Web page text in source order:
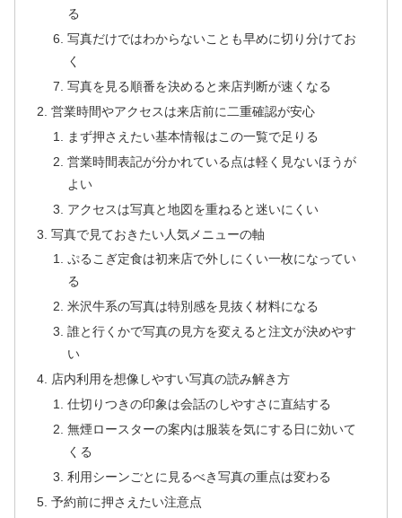
る
写真だけではわからないことも早めに切り分けてお
く
写真を見る順番を決めると来店判断が速くなる
営業時間やアクセスは来店前に二重確認が安心
まず押さえたい基本情報はこの一覧で足りる
営業時間表記が分かれている点は軽く見ないほうが
よい
アクセスは写真と地図を重ねると迷いにくい
写真で見ておきたい人気メニューの軸
ぷるこぎ定食は初来店で外しにくい一枚になってい
る
米沢牛系の写真は特別感を見抜く材料になる
誰と行くかで写真の見方を変えると注文が決めやす
い
店内利用を想像しやすい写真の読み解き方
仕切りつきの印象は会話のしやすさに直結する
無煙ロースターの案内は服装を気にする日に効いて
くる
利用シーンごとに見るべき写真の重点は変わる
予約前に押さえたい注意点